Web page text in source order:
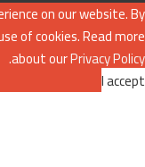
on our website. By
of cookies. Read more
about ourPrivacy Policy
.
I accept